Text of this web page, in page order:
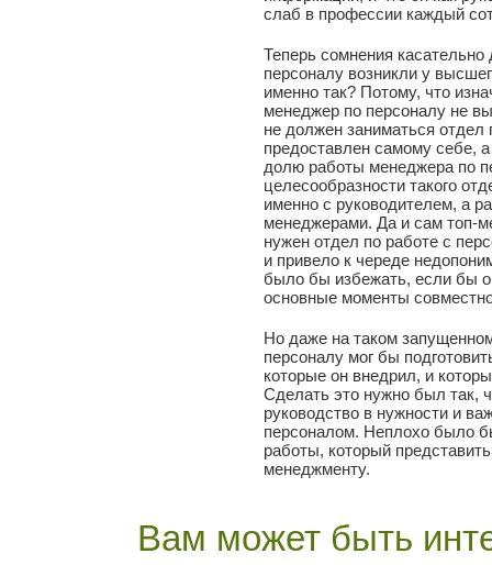
слаб в профессии каждый
Теперь сомнения
персоналу возникли у
именно так? Потому, что
менеджер по персоналу не
не должен заниматься
предоставлен самому себе,
долю работы менеджера по
целесообразности такого
именно с руководителем, а
менеджерами. Да и сам топ-
нужен отдел по работе с
и привело к череде
было бы избежать, если бы
основные моменты
Но даже на таком
персоналу мог бы
которые он внедрил, и
Сделать это нужно был так,
руководство в нужности и
персоналом. Неплохо было
работы, который
менеджменту.
Вам может быть